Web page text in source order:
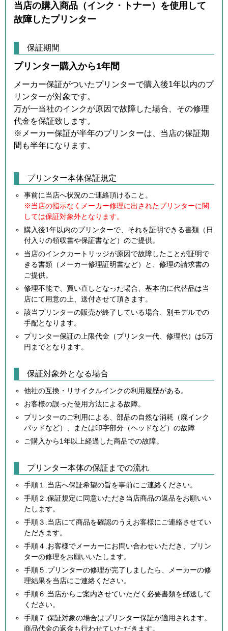
当店の購入商品（インク・トナー）を使用して
故障したプリンター
保証期間
プリンター購入から1年間
メーカー保証がついたプリンターで購入後1年以内のプ
リンターが対象です。
万が一当社のインクが原因で故障した場合、その修理
代金を保証致します。
※メーカー保証が半年のプリンターは、当店の保証期
間も半年になります。
プリンター本体保証規定
事前に当店へ状況のご連絡頂けること。
※当店の指示なくメーカー修理に出されたプリンターに関
しては保証対象外となります。
購入後1年以内のプリンターで、それを証明できる書類（日
付入りの領収書や保証書など）のご提供。
当店のインクカートリッジが原因で故障したことが証明で
きる書類（メーカー修理証明書など）と、修理の請求書の
ご提供。
修理不能で、買い直しとなった場合、基本的に代替品は当
店にて用意の上、送付させて頂きます。
該当プリンターの販売が終了している場合、別モデルでの
手配となります。
プリンター保証の上限代金（プリンター代、修理代）は5万
円までとなります。
保証対象外となる場合
他社の互換・リサイクルインクの利用履歴がある。
お客様の誤った使用方法による故障。
プリンターのご利用による、部品の自然な消耗（廃インク
パッドなど）、または印字部分（ヘッドなど）の故障
ご購入から1年以上経過した商品での故障。
プリンター本体の保証までの流れ
手順１.当店へ保証希望の旨を事前にご連絡ください。
手順２.保証規定に同意いただき当店商品の返品をお願いい
たします。
手順３.当店にて商品を確認のうえお客様にご連絡させてい
ただきます。
手順４.お客様でメーカーにお問い合わせいただき、プリン
ターの修理をお願いいたします。
手順５.プリンターの修理が完了しましたら、メーカーの修
理結果を当店にご連絡ください。
手順６.当店からご案内させていただく必要書類を郵送して
ください。
手順７.保証対象の場合はプリンター保証が適用されます。
商品代金の返金も行わせていただきます。